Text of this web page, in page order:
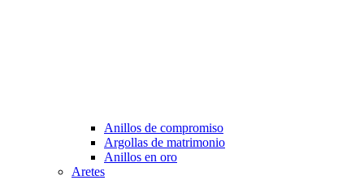
Anillos de compromiso
Argollas de matrimonio
Anillos en oro
Aretes